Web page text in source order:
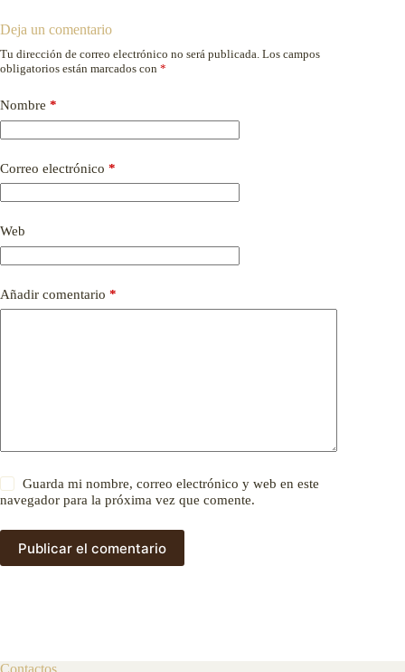
Deja un comentario
Tu dirección de correo electrónico no será publicada. Los campos
obligatorios están marcados con *
Nombre *
Correo electrónico *
Web
Añadir comentario *
Guarda mi nombre, correo electrónico y web en este
navegador para la próxima vez que comente.
Publicar el comentario